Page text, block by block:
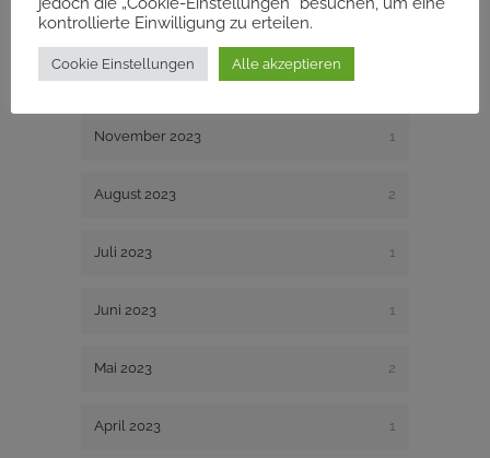
August 2024
Dezember 2023
November 2023 1
August 2023 2
Juli 2023 1
Juni 2023 1
Mai 2023 2
April 2023 1
kontrollierte Einwilligung zu erteilen.
Cookie Einstellungen Alle akzeptieren